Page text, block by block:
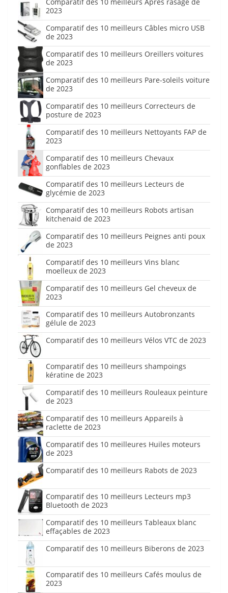
2023
Comparatif des 10 meilleurs Câbles micro USB
de 2023
Comparatif des 10 meilleurs Oreillers voitures
de 2023
Comparatif des 10 meilleurs Pare-soleils voiture
de 2023
Comparatif des 10 meilleurs Correcteurs de
posture de 2023
Comparatif des 10 meilleurs Nettoyants FAP de
2023
Comparatif des 10 meilleurs Chevaux
gonflables de 2023
Comparatif des 10 meilleurs Lecteurs de
glycémie de 2023
Comparatif des 10 meilleurs Robots artisan
kitchenaid de 2023
Comparatif des 10 meilleurs Peignes anti poux
de 2023
Comparatif des 10 meilleurs Vins blanc
moelleux de 2023
Comparatif des 10 meilleurs Gel cheveux de
2023
Comparatif des 10 meilleurs Autobronzants
gélule de 2023
Comparatif des 10 meilleurs Vélos VTC de 2023
Comparatif des 10 meilleurs shampoings
kératine de 2023
Comparatif des 10 meilleurs Rouleaux peinture
de 2023
Comparatif des 10 meilleurs Appareils à
raclette de 2023
Comparatif des 10 meilleures Huiles moteurs
de 2023
Comparatif des 10 meilleurs Rabots de 2023
Comparatif des 10 meilleurs Lecteurs mp3
Bluetooth de 2023
Comparatif des 10 meilleurs Tableaux blanc
effaçables de 2023
Comparatif des 10 meilleurs Biberons de 2023
Comparatif des 10 meilleurs Cafés moulus de
2023